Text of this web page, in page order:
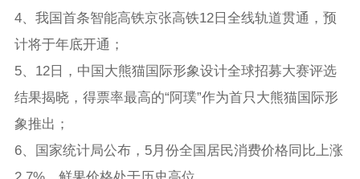
4、我国首条智能高铁京张高铁12日全线轨道贯通，预
计将于年底开通；
5、12日，中国大熊猫国际形象设计全球招募大赛评选
结果揭晓，得票率最高的“阿璞”作为首只大熊猫国际形
象推出；
6、国家统计局公布，5月份全国居民消费价格同比上涨